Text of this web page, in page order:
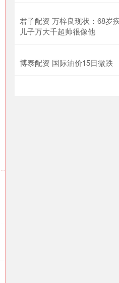
君子配资 万梓良现状：68岁
儿子万大千超帅很像他
博泰配资 国际油价15日微跌